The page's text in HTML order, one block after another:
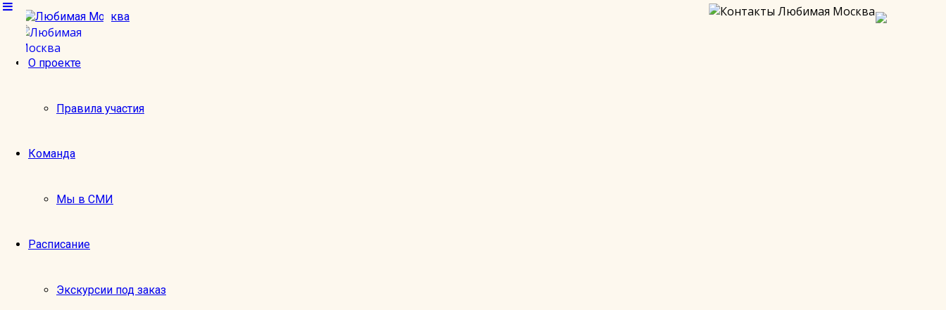
О проекте
Правила участия
Команда
Мы в СМИ
Расписание
Экскурсии под заказ